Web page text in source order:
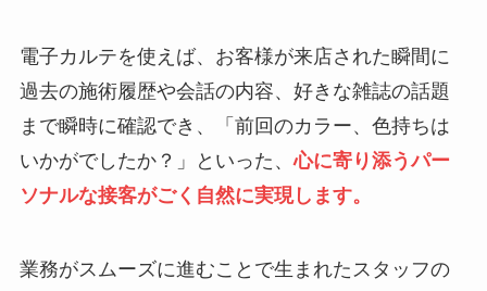
電子カルテを使えば、お客様が来店された瞬間に
過去の施術履歴や会話の内容、好きな雑誌の話題
まで瞬時に確認でき、「前回のカラー、色持ちは
いかがでしたか？」といった、心に寄り添うパー
ソナルな接客がごく自然に実現します。
業務がスムーズに進むことで生まれたスタッフの